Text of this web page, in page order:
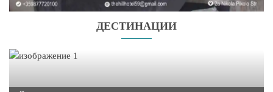
ДЕСТИНАЦИИ